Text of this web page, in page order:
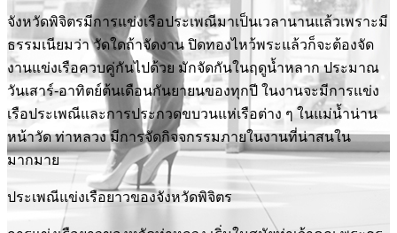
จังหวัดพิจิตรมีการแข่งเรือประเพณีมาเป็นเวลานานแล้วเพราะมี
ธรรมเนียมว่า วัดใดถ้าจัดงาน ปิดทองไหว้พระแล้วก็จะต้องจัด
งานแข่งเรือควบคู่กันไปด้วย มักจัดกันในฤดูน้ำหลาก ประมาณ
วันเสาร์-อาทิตย์ต้นเดือนกันยายนของทุกปี ในงานจะมีการแข่ง
เรือประเพณีและการประกวดขบวนแห่เรือต่าง ๆ ในแม่น้ำน่าน
หน้าวัด ท่าหลวง มีการจัดกิจจกรรมภายในงานที่น่าสนใน
มากมาย
ประเพณีแข่งเรือยาวของจังหวัดพิจิตร